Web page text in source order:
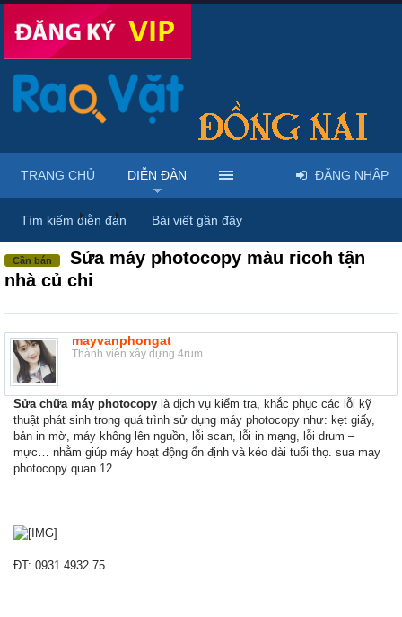
Diễn đàn ... Rao vặt tổng hợp - Uy tín - Miễn phí
Cần bán
Sửa máy photocopy màu ricoh tận
nhà củ chi
mayvanphongat
Thành viên xây dựng 4rum
Sửa chữa máy photocopy là dịch vụ kiểm tra, khắc phục các lỗi kỹ
thuật phát sinh trong quá trình sử dụng máy photocopy như: kẹt giấy,
bản in mờ, máy không lên nguồn, lỗi scan, lỗi in mạng, lỗi drum –
mực… nhằm giúp máy hoạt động ổn định và kéo dài tuổi thọ. sua may
photocopy quan 12
ĐT: 0931 4932 75
TRANG CHỦ DIỄN ĐÀN
Tìm kiếm diễn đàn Bài viết gần đây
ĐĂNG NHẬP